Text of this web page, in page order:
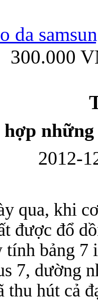
Bao da Samsung
Ốp lưng Samsung
da
300.000
hợp
2012-
qua, khi
được đổ
tính bảng
7, dường
thu hút cả